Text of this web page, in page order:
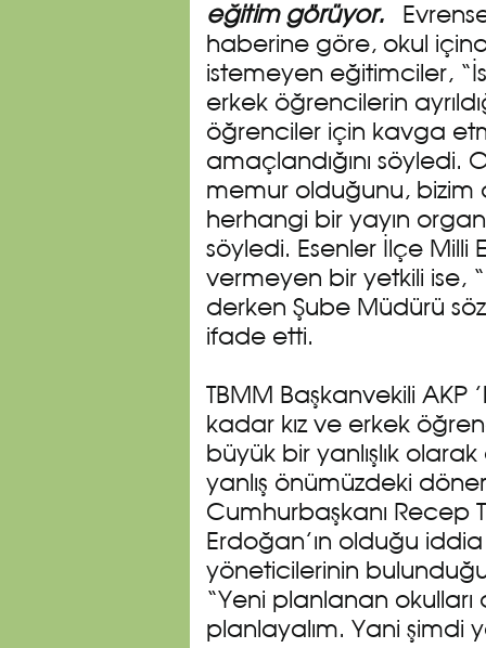
eğitim görüyor.
haberine göre, okul
istemeyen eğitimciler,
erkek öğrencilerin
öğrenciler için kavga
amaçlandığını söyledi.
memur olduğunu, bizim
herhangi bir yayın
söyledi. Esenler İlçe Milli
vermeyen bir yetkili ise,
derken Şube Müdürü
ifade etti.
TBMM Başkanvekili
kadar kız ve erkek
büyük bir yanlışlık
yanlış önümüzdeki
Cumhurbaşkanı Recep
Erdoğan’ın olduğu
yöneticilerinin
“Yeni planlanan
planlayalım. Yani şimdi